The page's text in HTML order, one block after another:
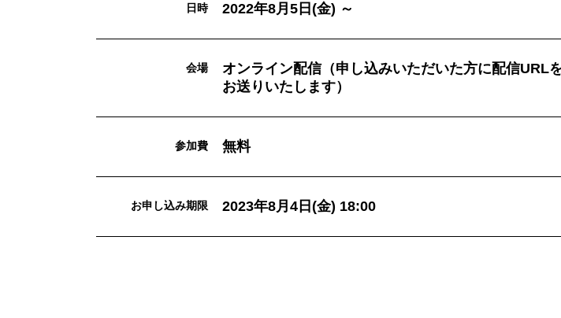
日時 2022年8月5日(金) ～
会場
オンライン配信（申し込みいただいた方に配信URL
お送りいたします）
参加費 無料
お申し込み期限 2023年8月4日(金) 18:00